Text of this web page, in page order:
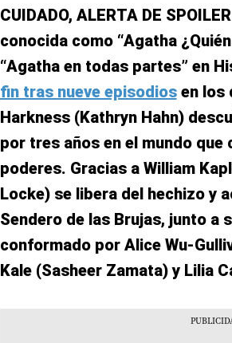
CUIDADO, ALERTA DE
conocida como “Agatha
“Agatha en todas partes” en
fin tras nueve episodiosen los
Harkness (Kathryn Hahn)
por tres años en el mundo que
poderes. Gracias a William
Locke) se libera del hechizo y
Sendero de las Brujas, junto a
conformado por Alice Wu-
Kale (Sasheer Zamata) y Lilia